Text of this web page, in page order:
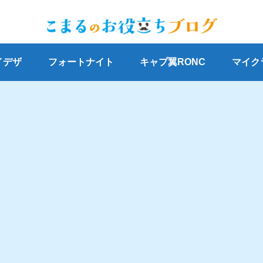
デザ フォートナイト キャプ翼RONC マイク